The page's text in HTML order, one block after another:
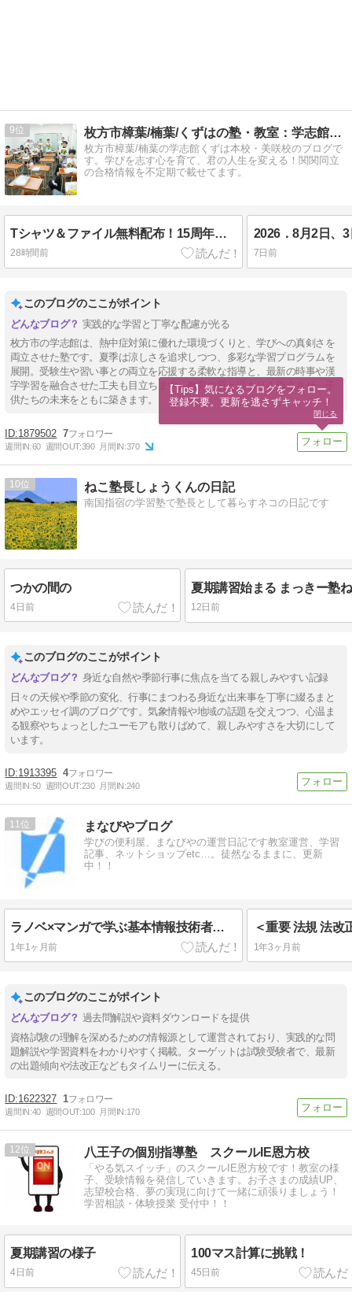
9 枚方市樟葉/楠葉/くずはの塾・教室：学志館くずは本校・美咲校
枚方市樟葉/楠葉の学志館くずは本校・美咲校のブログで
す。学びを志す心を育て、君の人生を変える！関関同立
の合格情報を不定期で載せてます。
Tシャツ＆ファイル無料配布！15周年記念「ありがとうございます」枚方市樟葉の進学塾学志館（個別指導・習い事）
28時間前 7日前
このブログのここがポイント
実践的な学習と丁寧な配慮が光る
枚方市の学志館は、熱中症対策に優れた環境づくりと、学びへの真剣さを
両立させた塾です。夏季は涼しさを追求しつつ、多彩な学習プログラムを
展開。受験生や習い事との両立を応援する柔軟な指導と、最新の時事や漢
字学習を融合させた工夫も目立ちます。教育の質と温もりを両立させ、子
供たちの未来をともに築きます。
1879502 7
週間IN:60 週間OUT:390 月間IN:370
10 ねこ塾長しょうくんの日記
南国指宿の学習塾で塾長として暮らすネコの日記です
つかの間の
4日前
夏期講習始まる まっきー塾
12日前
このブログのここがポイント
身近な自然や季節行事に焦点を当てる親しみやすい記録
日々の天候や季節の変化、行事にまつわる身近な出来事を丁寧に綴るまと
めやエッセイ調のブログです。気象情報や地域の話題を交えつつ、心温ま
る観察やちょっとしたユーモアも散りばめて、親しみやすさを大切にして
います。
1913395 4
週間IN:50 週間OUT:230 月間IN:240
11 まなびやブログ
学びの便利屋、まなびやの運営日記です教室運営、学習
記事、ネットショップetc…。徒然なるままに、更新
中！！
ラノベ×マンガで学ぶ基本情報技術者試験 第3章-1：画像や音声のデジタル表現 – マルチメディアデータの基礎
1年1ヶ月前
＜重要 法規 法改
1年3ヶ月前
このブログのここがポイント
過去問解説や資料ダウンロードを提供
資格試験の理解を深めるための情報源として運営されており、実践的な問
題解説や学習資料をわかりやすく掲載。ターゲットは試験受験者で、最新
の出題傾向や法改正などもタイムリーに伝える。
1622327 1
週間IN:40 週間OUT:100 月間IN:170
12 八王子の個別指導塾 スクールIE恩方校
「やる気スイッチ」のスクールIE恩方校です！教室の様
子、受験情報を発信していきます。お子さまの成績UP、
志望校合格、夢の実現に向けて一緒に頑張りましょう！
学習相談・体験授業 受付中！！
夏期講習の様子
4日前
100マス計算に挑戦！
45日前
【Tips】気になるブログをフォロー。
登録不要。更新を逃さずキャッチ！
閉じる